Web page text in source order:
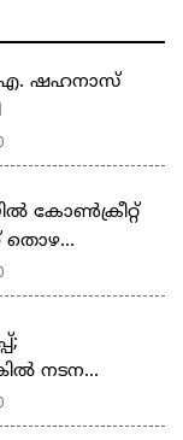
ഷഹനാസ്
കോൺക്രീറ്റ്
തൊഴ...
നടന...